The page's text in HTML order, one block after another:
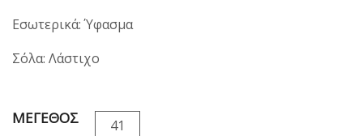
Εσωτερικά: Ύφασμα
Σόλα: Λάστιχο
ΜΕΓΕΘΟΣ 41